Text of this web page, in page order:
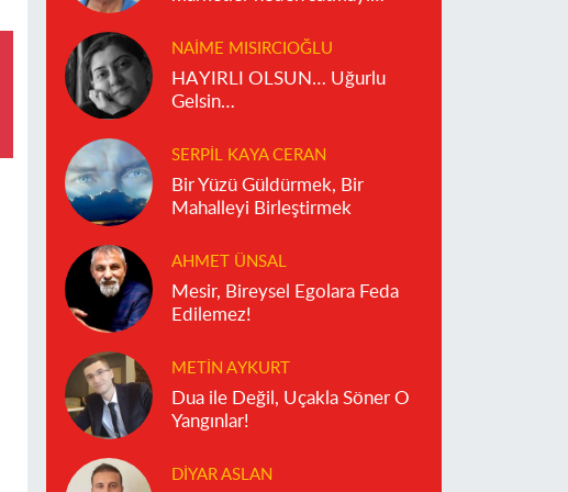
NAIME MISIRCIOĞLU
HAYIRLI OLSUN… Uğurlu
Gelsin…
SERPIL KAYA CERAN
Bir Yüzü Güldürmek, Bir
Mahalleyi Birleştirmek
AHMET ÜNSAL
Mesir, Bireysel Egolara Feda
Edilemez!
METIN AYKURT
Dua ile Değil, Uçakla Söner O
Yangınlar!
DIYAR ASLAN